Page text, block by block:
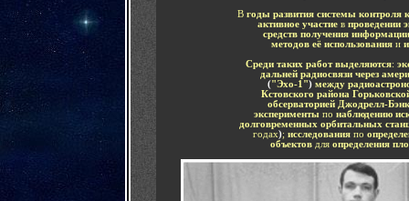
В годы развития системы контроля
активное участие в проведении
средств получения информации
методов её использования и
Среди таких работ выделяются:
дальней радиосвязи через
("Эхо-1") между
Кстовского района
обсерваторией Джодрелл-
эксперименты по наблюдению
долговременных орбитальных
годах); исследования по
объектов для определения